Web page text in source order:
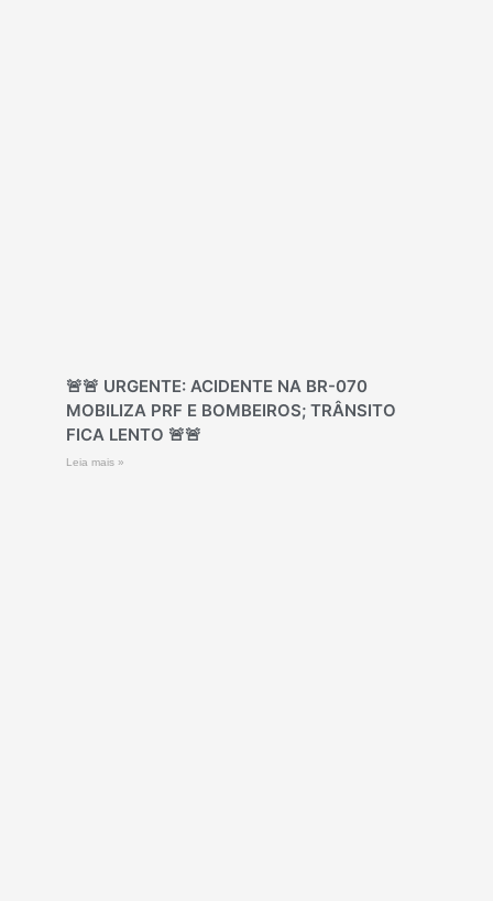
🚨🚨 URGENTE: ACIDENTE NA BR-070
MOBILIZA PRF E BOMBEIROS; TRÂNSITO
FICA LENTO 🚨🚨
Leia mais »